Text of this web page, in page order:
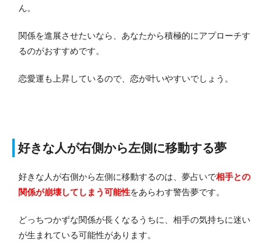
ん。
関係を進展させたいなら、あなたから積極的にアプローチす
るのがおすすめです。
恋愛運も上昇しているので、恋が叶いやすいでしょう。
好きな人が右側から左側に移動する夢
好きな人が右側から左側に移動するのは、夢占いで相手との
関係が崩壊してしまう可能性をあらわす警告夢です。
どっちつかずな関係が長くなるうちに、相手の気持ちに迷い
が生まれている可能性があります。